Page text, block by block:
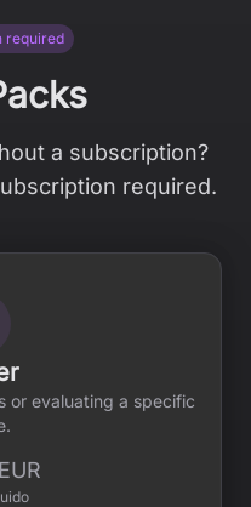
required
a subscription?
required.
or evaluating a specific